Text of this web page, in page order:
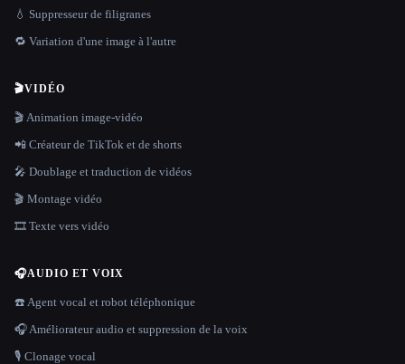
💧 Suppresseur de filigranes
🔁 Variation d'une image à l'autre
🎬VIDÉO
🎬 Animation image-vidéo
📲 Créateur de TikTok et de shorts
🎤 Doublage et traduction de vidéos
🎬 Montage vidéo
🎞️ Texte vers vidéo
🎧AUDIO ET VOIX
☎️ Agent vocal et robot téléphonique
🎧 Améliorateur audio et suppression de la voix
🎙️ Clonage vocal